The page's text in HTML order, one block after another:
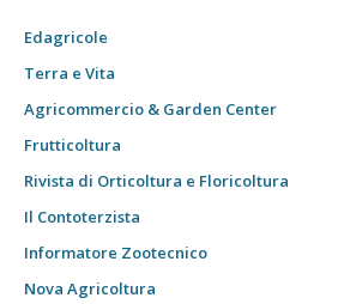
Edagricole
Terra e Vita
Agricommercio & Garden Center
Frutticoltura
Rivista di Orticoltura e Floricoltura
Il Contoterzista
Informatore Zootecnico
Nova Agricoltura